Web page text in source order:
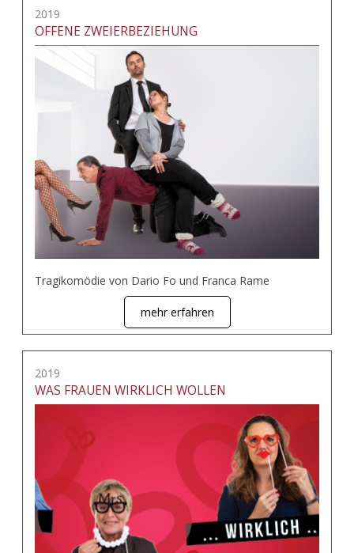
2019
OFFENE ZWEIERBEZIEHUNG
Tragikomödie von Dario Fo und Franca Rame
mehr erfahren
2019
WAS FRAUEN WIRKLICH WOLLEN